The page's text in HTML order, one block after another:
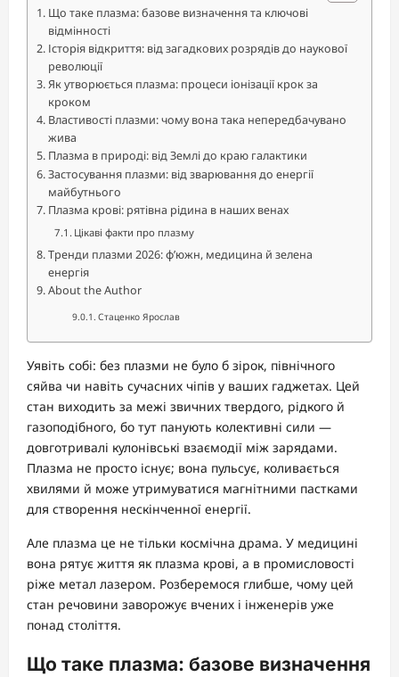
Що таке плазма: базове визначення та ключові
відмінності
Історія відкриття: від загадкових розрядів до наукової
революції
Як утворюється плазма: процеси іонізації крок за
кроком
Властивості плазми: чому вона така непередбачувано
жива
Плазма в природі: від Землі до краю галактики
Застосування плазми: від зварювання до енергії
майбутнього
Плазма крові: рятівна рідина в наших венах
Цікаві факти про плазму
Тренди плазми 2026: ф’южн, медицина й зелена
енергія
About the Author
Стаценко Ярослав
Уявіть собі: без плазми не було б зірок, північного
сяйва чи навіть сучасних чіпів у ваших гаджетах. Цей
стан виходить за межі звичних твердого, рідкого й
газоподібного, бо тут панують колективні сили —
довготривалі кулонівські взаємодії між зарядами.
Плазма не просто існує; вона пульсує, коливається
хвилями й може утримуватися магнітними пастками
для створення нескінченної енергії.
Але плазма це не тільки космічна драма. У медицині
вона рятує життя як плазма крові, а в промисловості
ріже метал лазером. Розберемося глибше, чому цей
стан речовини заворожує вчених і інженерів уже
понад століття.
Що таке плазма: базове визначення